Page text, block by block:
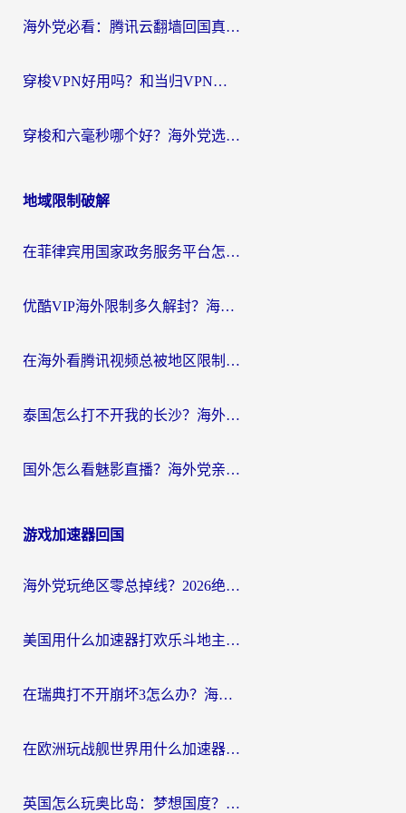
海外党必看：腾讯云翻墙回国真的好用吗？+ 3步选对回国加速器指南
穿梭VPN好用吗？和当归VPN对比哪个回国效果更好？海外党亲测实用指南
穿梭和六毫秒哪个好？海外党选回国加速器的避坑指南，附番茄加速器实测
地域限制破解
在菲律宾用国家政务服务平台怎么把定位修改到中国国内？3步解决+海外看剧听歌全攻略
优酷VIP海外限制多久解封？海外党必看的跨区难题一站式解决指南
在海外看腾讯视频总被地区限制？选对回国加速器，还能解决泰国政务网和蜻蜓FM卡顿问题
泰国怎么打不开我的长沙？海外党追剧看片的破局指南
国外怎么看魅影直播？海外党亲测有效的回国加速指南（附听歌、看央视VIP技巧）
游戏加速器回国
海外党玩绝区零总掉线？2026绝区零加速器推荐+跨平台国服游戏加速攻略
美国用什么加速器打欢乐斗地主？海外党亲测有效的国服游戏加速指南
在瑞典打不开崩坏3怎么办？海外玩家亲测有效的国服游戏加速指南
在欧洲玩战舰世界用什么加速器比较好用？老玩家亲测有效的低延迟方案
英国怎么玩奥比岛：梦想国度？海外党不卡攻略+加速器选择秘籍